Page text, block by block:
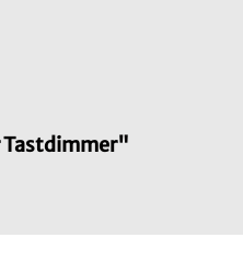
Tastdimmer"